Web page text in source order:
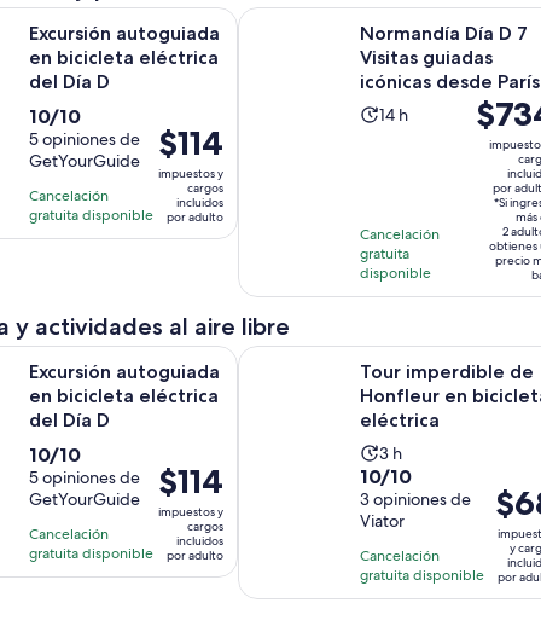
adulto
adulto
Excursión autoguiada
en bicicleta eléctrica
del Día D
10.0
de
10
con
5
opiniones
10/10
5 opiniones de
GetYourGuide
Cancelación
gratuita disponible
El
precio
es
de
$114.
$114
impuestos y
cargos
incluidos
por adulto
en bicicleta eléctrica del Día D Se abrirá en una
Normandía Día D 7
Visitas guiadas
icónicas desde París
La
14 h
Cancelación
gratuita
disponible
El
precio
es
de
$734.
por
adulto*
por
*Si
más
2
obtienes
precio
Normandía Día D 7 Visitas guiadas
y actividades al aire libre
Excursión autoguiada
en bicicleta eléctrica
del Día D
10.0
de
10
con
5
opiniones
10/10
5 opiniones de
GetYourGuide
Cancelación
gratuita disponible
El
precio
es
de
$114.
$114
impuestos y
cargos
incluidos
por adulto
en bicicleta eléctrica del Día D Se abrirá en una
Tour imperdible de
Honfleur en
eléctrica
La
actividad
dura
3
horas
3 h
10.0
de
10
con
3
opiniones
10/10
3 opiniones de
Viator
Cancelación
gratuita disponible
El
es
de
$68.
y
por
Tour imperdible de Honfleur en